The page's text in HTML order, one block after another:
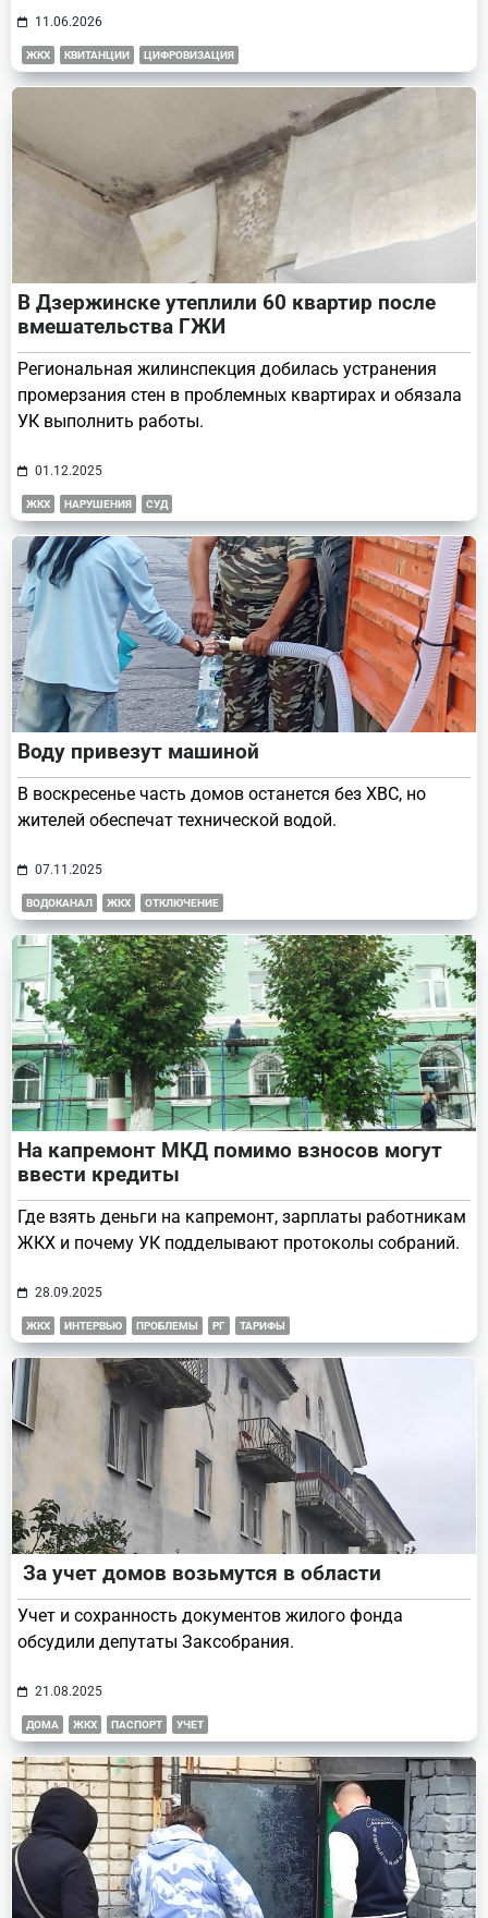
11.06.2026
ЖКХ КВИТАНЦИИ ЦИФРОВИЗАЦИЯ
В Дзержинске утеплили 60 квартир после
вмешательства ГЖИ
Региональная жилинспекция добилась устранения
промерзания стен в проблемных квартирах и обязала
УК выполнить работы.
01.12.2025
ЖКХ НАРУШЕНИЯ СУД
Воду привезут машиной
В воскресенье часть домов останется без ХВС, но
жителей обеспечат технической водой.
07.11.2025
ВОДОКАНАЛ ЖКХ ОТКЛЮЧЕНИЕ
На капремонт МКД помимо взносов могут
ввести кредиты
Где взять деньги на капремонт, зарплаты работникам
ЖКХ и почему УК подделывают протоколы собраний.
28.09.2025
ЖКХ ИНТЕРВЬЮ ПРОБЛЕМЫ РГ ТАРИФЫ
За учет домов возьмутся в области
Учет и сохранность документов жилого фонда
обсудили депутаты Заксобрания.
21.08.2025
ДОМА ЖКХ ПАСПОРТ УЧЕТ